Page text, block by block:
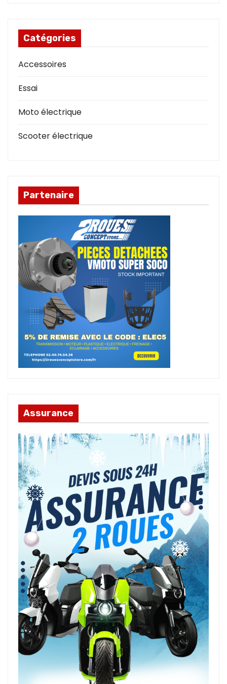
Catégories
Accessoires
Essai
Moto électrique
Scooter électrique
Partenaire
Assurance